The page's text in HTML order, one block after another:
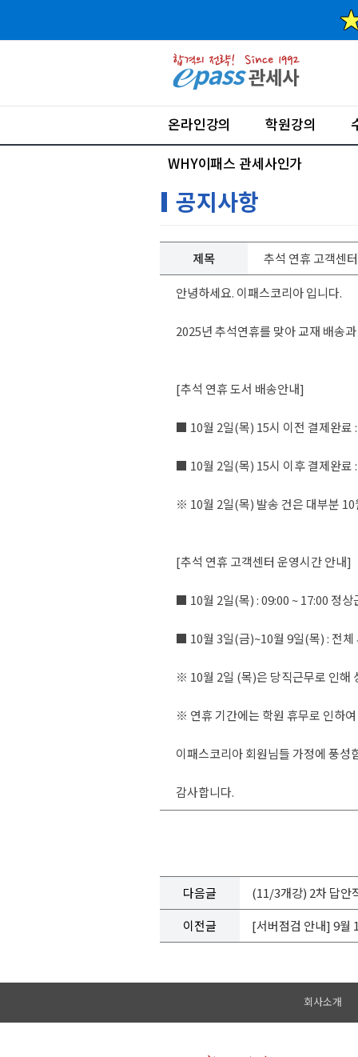
온라인강의 학원강의
WHY이패스 관세사인가
공지사항
제목 추석 연휴 고객센
안녕하세요. 이패스코리아 입니다.
2025년 추석연휴를 맞아 교재 배송
[추석 연휴 도서 배송안내]
■ 10월 2일(목) 15시 이전 결제완료
■ 10월 2일(목) 15시 이후 결제완료
※ 10월 2일(목) 발송 건은 대부분
[추석 연휴 고객센터 운영시간 안내]
■ 10월 2일(목) : 09:00 ~ 17:00 정
■ 10월 3일(금)~10월 9일(목) : 전체
※ 10월 2일 (목)은 당직근무로 인해
※ 연휴 기간에는 학원 휴무로 인하
이패스코리아 회원님들 가정에 풍
감사합니다.
다음글
(11/3개강) 2차 답안
이전글
[서버점검 안내] 9월
회사소개